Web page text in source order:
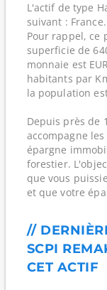
L'actif de type
suivant : France.
Pour rappel, ce
superficie de
monnaie est
habitants par
la population
Depuis près de
accompagne
épargne
forestier.
que vous
et que votre
//
SCPI
CET ACTIF